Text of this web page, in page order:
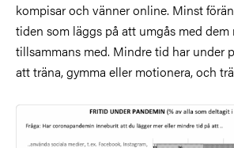
kompisar och vänner online. Minst
tiden som läggs på att umgås med dem
tillsammans med. Mindre tid har under
att träna, gymma eller motionera, och